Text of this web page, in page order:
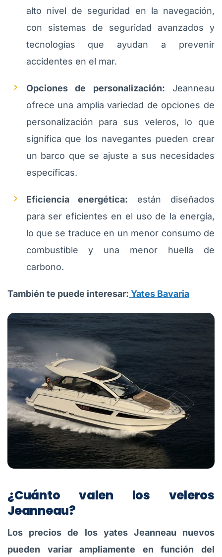
alto nivel de seguridad en la navegación,
con sistemas de seguridad avanzados y
tecnologías que ayudan a prevenir
accidentes en el mar.
Opciones de personalización: Jeanneau
ofrece una amplia variedad de opciones de
personalización para sus veleros, lo que
significa que los navegantes pueden crear
un barco que se ajuste a sus necesidades
específicas.
Eficiencia energética: están diseñados
para ser eficientes en el uso de la energía,
lo que se traduce en un menor consumo de
combustible y una menor huella de
carbono.
También te puede interesar: Yates Bavaria
¿Cuánto valen los veleros
Jeanneau?
Los precios de los yates Jeanneau nuevos
pueden variar ampliamente en función del